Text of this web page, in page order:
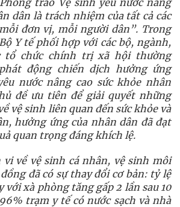
trào Vệ sinh yêu nước nâng
dân là trách nhiệm của tất cả các
đơn vị, mỗi người dân”. Trong
Y tế phối hợp với các bộ, ngành,
tổ chức chính trị xã hội thường
động chiến dịch hưởng ứng
nước nâng cao sức khỏe nhân
đề ưu tiên để giải quyết những
vệ sinh liên quan đến sức khỏe và
hưởng ứng của nhân dân đã đạt
quan trọng đáng khích lệ.
vi về vệ sinh cá nhân, vệ sinh môi
đã có sự thay đổi cơ bản: tỷ lệ
với xà phòng tăng gấp 2 lần sau 10
trạm y tế có nước sạch và nhà